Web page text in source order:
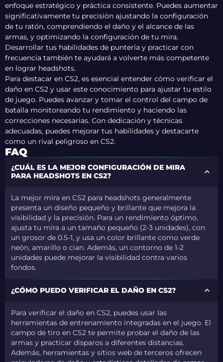
enfoque estratégico y práctica consistente. Puedes aumentar
significativamente tu precisión ajustando la configuración
de tu ratón, comprendiendo el daño y el alcance de las
armas, y optimizando la configuración de tu mira.
Desarrollar tus habilidades de puntería y practicar con
frecuencia también te ayudará a volverte más competente
en lograr headshots.
Para destacar en CS2, es esencial entender cómo verificar el
daño en CS2 y usar este conocimiento para ajustar tu estilo
de juego. Puedes avanzar y tomar el control del campo de
batalla monitoreando tu rendimiento y haciendo las
correcciones necesarias. Con dedicación y técnicas
adecuadas, puedes mejorar tus habilidades y destacarte
como un rival peligroso en CS2.
FAQ
¿CUÁL ES LA MEJOR CONFIGURACIÓN DE MIRA
PARA HEADSHOTS EN CS2?
La mejor mira en CS2 para headshots generalmente
presenta un diseño pequeño y brillante que mejora la
visibilidad y la precisión. Para un rendimiento óptimo,
ajusta tu mira a un tamaño pequeño (2-3 unidades), con
un grosor de 0.5-1, y usa un color brillante como verde
neón, amarillo o cian. Además, un contorno de 1-2
unidades puede mejorar la visibilidad contra varios
fondos.
¿CÓMO PUEDO VERIFICAR EL DAÑO EN CS2?
Para verificar el daño en CS2, puedes usar las
herramientas de entrenamiento integradas en el juego. El
campo de tiro en CS2 te permite probar el daño de las
armas y practicar disparos a diferentes distancias.
Además, herramientas y sitios web de terceros ofrecen